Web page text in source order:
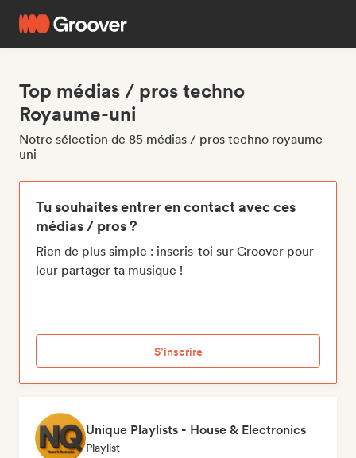
Top médias / pros techno
Royaume-uni
Notre sélection de 85 médias / pros techno royaume-
uni
Tu souhaites entrer en contact avec ces
médias / pros ?
Rien de plus simple : inscris-toi sur Groover pour
leur partager ta musique !
S’inscrire
Unique Playlists - House & Electronics
Playlist